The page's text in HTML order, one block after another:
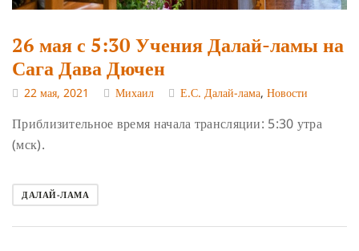
26 мая с 5:30 Учения Далай-ламы на
Сага Дава Дючен
22 мая, 2021 Михаил Е.С. Далай-лама, Новости
Приблизительное время начала трансляции: 5:30 утра
(мск).
ДАЛАЙ-ЛАМА